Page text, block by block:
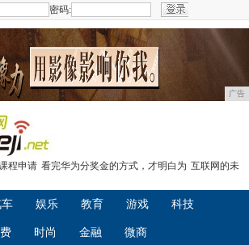
密码:
广告
程申请 看完华为分奖金的方式，才明白为 互联网的未
娱乐 教育 游戏 科技
时尚 金融 微商